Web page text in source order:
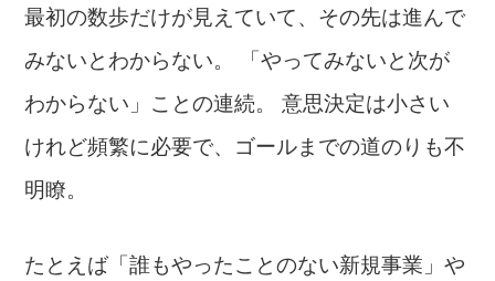
最初の数歩だけが見えていて、その先は進んで
みないとわからない。 「やってみないと次が
わからない」ことの連続。 意思決定は小さい
けれど頻繁に必要で、ゴールまでの道のりも不
明瞭。
たとえば「誰もやったことのない新規事業」や